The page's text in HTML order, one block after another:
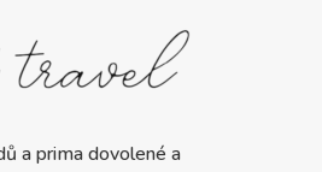
a prima dovolené a